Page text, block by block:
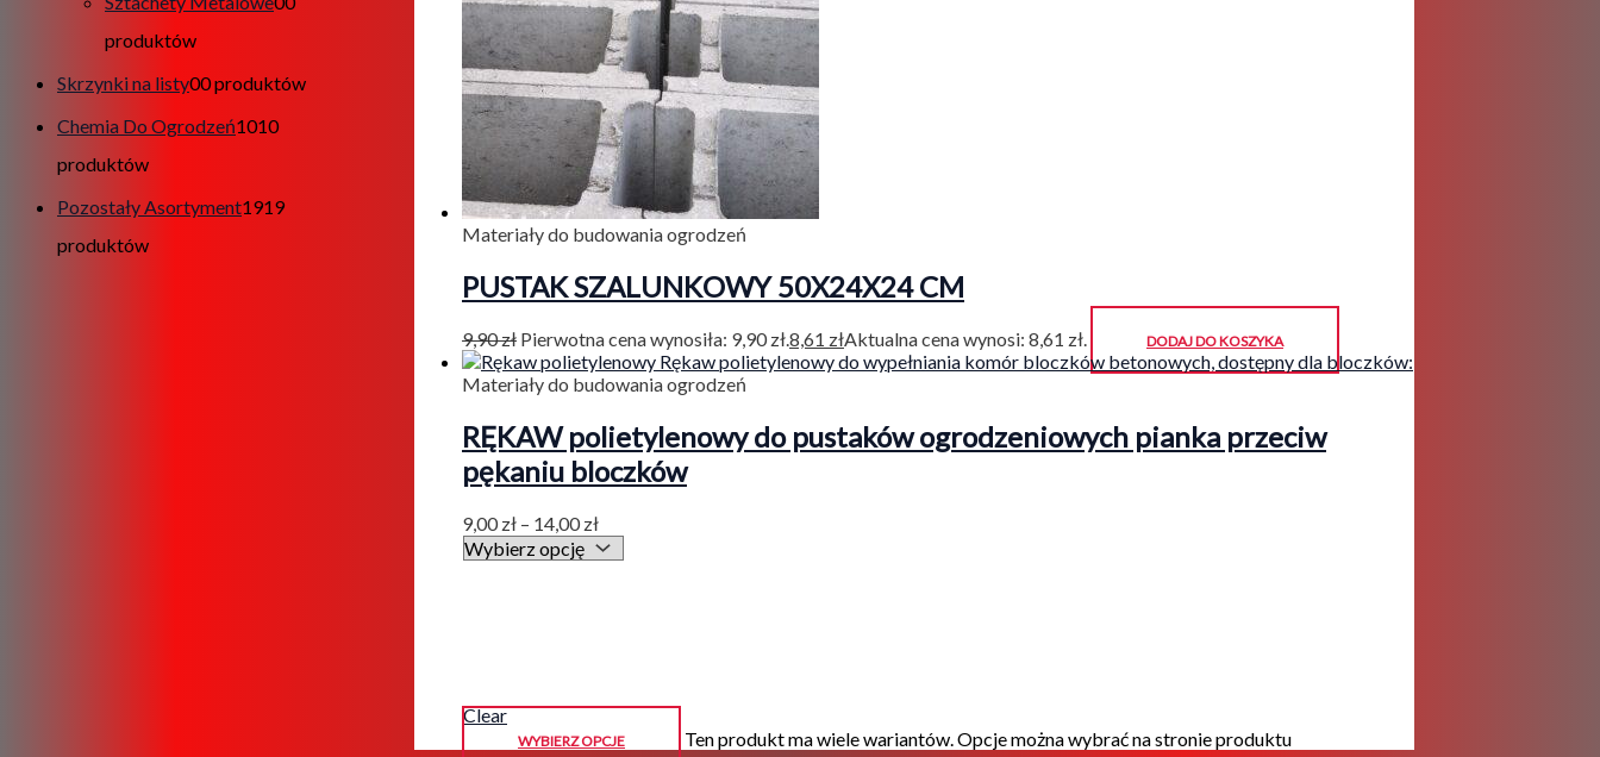
produktów
Skrzynki na listy00 produktów
Chemia Do Ogrodzeń1010
produktów
Pozostały Asortyment1919
produktów
Materiały do budowania ogrodzeń
PUSTAK SZALUNKOWY 50X24X24 CM
9,90zł Pierwotna cena wynosiła: 9,90 zł.8,61 złAktualna cena wynosi: 8,61 zł. DODAJ DO KOSZYKA
Materiały do budowania ogrodzeń
RĘKAW polietylenowy do pustaków ogrodzeniowych pianka przeciw
pękaniu bloczków
9,00zł – 14,00zł
Clear
WYBIERZ OPCJE Ten produkt ma wiele wariantów. Opcje można wybrać na stronie produktu